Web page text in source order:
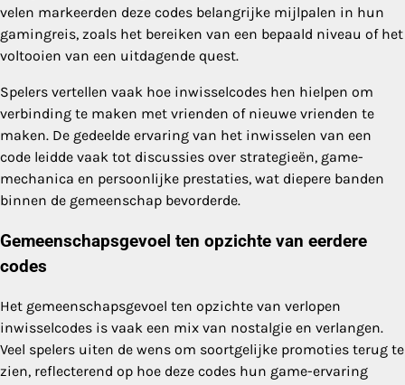
velen markeerden deze codes belangrijke mijlpalen in hun
gamingreis, zoals het bereiken van een bepaald niveau of het
voltooien van een uitdagende quest.
Spelers vertellen vaak hoe inwisselcodes hen hielpen om
verbinding te maken met vrienden of nieuwe vrienden te
maken. De gedeelde ervaring van het inwisselen van een
code leidde vaak tot discussies over strategieën, game-
mechanica en persoonlijke prestaties, wat diepere banden
binnen de gemeenschap bevorderde.
Gemeenschapsgevoel ten opzichte van eerdere
codes
Het gemeenschapsgevoel ten opzichte van verlopen
inwisselcodes is vaak een mix van nostalgie en verlangen.
Veel spelers uiten de wens om soortgelijke promoties terug te
zien, reflecterend op hoe deze codes hun game-ervaring